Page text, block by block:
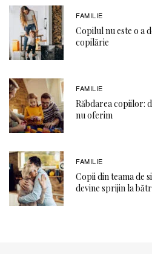
FAMILIE
Copilul nu este o a
copilărie
FAMILIE
Răbdarea copiilor:
nu oferim
FAMILIE
Copii din teama de
devine sprijin la